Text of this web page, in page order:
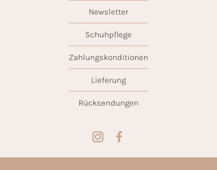
Newsletter
Schuhpflege
Zahlungskonditionen
Lieferung
Rücksendungen